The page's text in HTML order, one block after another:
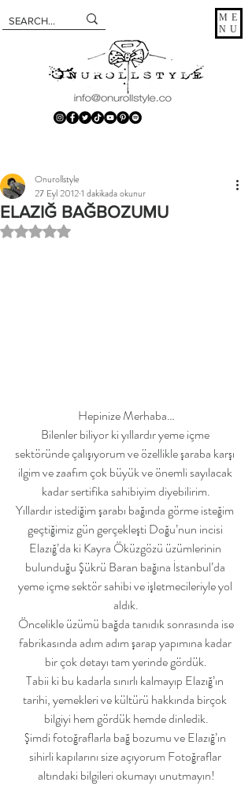
ME
NU
ELAZIĞ BAĞBOZUMU
Onurollstyle
27 Eyl 20121 dakikada okunur
5 üzerinden NaN yıldız
Hepinize Merhaba…
Bilenler biliyor ki yıllardır yeme içme
sektöründe çalışıyorum ve özellikle şaraba karşı
ilgim ve zaafım çok büyük ve önemli sayılacak
kadar sertifika sahibiyim diyebilirim.
Yıllardır istediğim şarabı bağında görme isteğim
geçtiğimiz gün gerçekleşti Doğu’nun incisi
Elazığ’da ki Kayra Öküzgözü üzümlerinin
bulunduğu Şükrü Baran bağına İstanbul’da
yeme içme sektör sahibi ve işletmecileriyle yol
aldık.
Öncelikle üzümü bağda tanıdık sonrasında ise
fabrikasında adım adım şarap yapımına kadar
bir çok detayı tam yerinde gördük.
Tabii ki bu kadarla sınırlı kalmayıp Elazığ’ın
tarihi, yemekleri ve kültürü hakkında birçok
bilgiyi hem gördük hemde dinledik.
Şimdi fotoğraflarla bağ bozumu ve Elazığ’ın
sihirli kapılarını size açıyorum Fotoğraflar
altındaki bilgileri okumayı unutmayın!